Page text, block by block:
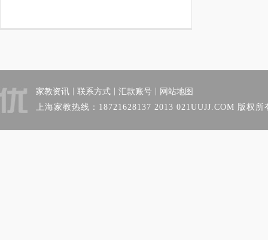
家教资讯 联系方式 汇款账号
网站地图
上海家教热线：18721628137 2013 021UUJJ.COM 版权